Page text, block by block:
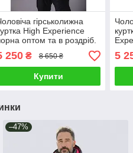
гірськолижна
High Experience
оптом та в роздріб.
250₴ 8 650 ₴
Купити
5
–47%